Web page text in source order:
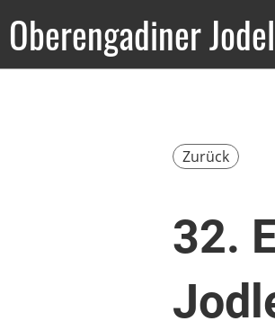
Oberengadiner
Zurück
32.